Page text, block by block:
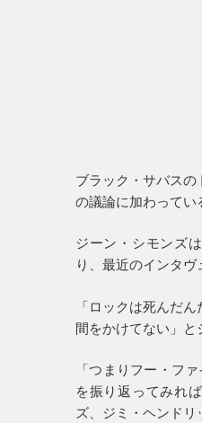
ブラック・サバスの
の議論に加わってい
ジーン・シモンズ
り、最近のインタヴ
「ロックは死んだ
間をかけてない」と
「つまりフー・フ
を振り返ってみれ
ズ、ジミ・ヘンドリ